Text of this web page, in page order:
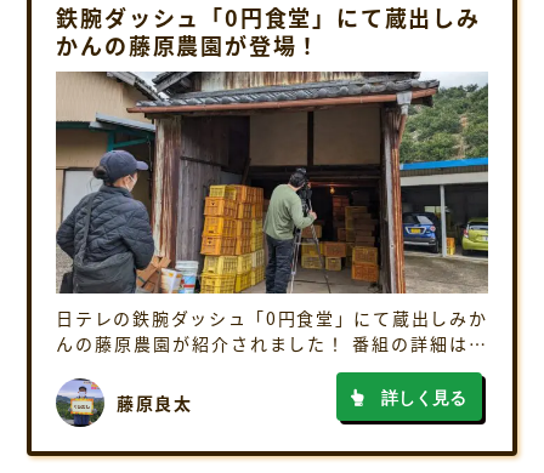
鉄腕ダッシュ「0円食堂」にて蔵出しみ
かんの藤原農園が登場！
日テレの鉄腕ダッシュ「0円食堂」にて蔵出しみか
んの藤原農園が紹介されました！ 番組の詳細は以
下の通り 番組情報 放送局 日本テレビ 番組名 鉄腕
ダッシュ「0円食堂」 日時 2月11日（日）19時～
出演者 国分太一さん、 […]
藤原良太 詳しく見る